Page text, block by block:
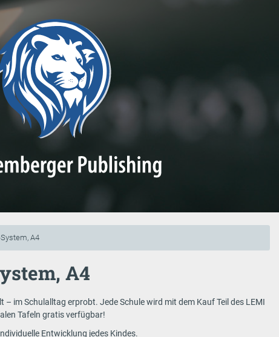
A4
A4
– im Schulalltag erprobt. Jede Schule wird mit dem Kauf Teil des LEMI
Tafeln gratis verfügbar!
Entwicklung jedes Kindes.